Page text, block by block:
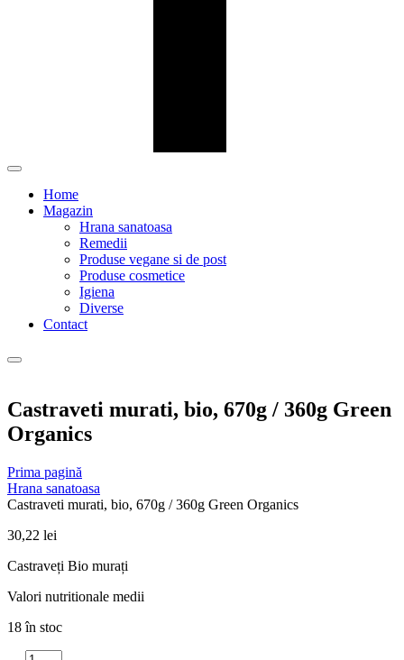
Home
Magazin
Hrana sanatoasa
Remedii
Produse vegane si de post
Produse cosmetice
Igiena
Diverse
Contact
Castraveti murati, bio, 670g / 360g Green
Organics
Prima pagină
Hrana sanatoasa
Castraveti murati, bio, 670g / 360g Green Organics
30,22 lei
Castraveți Bio murați
Valori nutritionale medii
18 în stoc
Cantitate